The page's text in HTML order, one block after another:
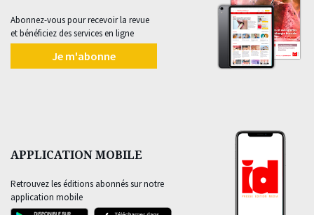
Abonnez-vous pour recevoir la revue
et bénéficiez des services en ligne
Je m'abonne
APPLICATION MOBILE
Retrouvez les éditions abonnés sur notre
application mobile